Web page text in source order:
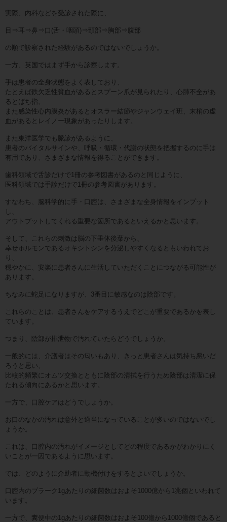
実際、内科などを受診された際に、
目⇒耳⇒鼻⇒口(舌・咽頭)⇒頸部⇒胸部⇒腹部
の順で診察された経験があるのではないでしょうか。
一方、英国ではまず手から診察します。
手は患者の全身状態をよく表しており、
たとえば鉄欠乏性貧血があるとスプーン爪が見られたり、心肺不全があ
るとばち指、
また感染性心内膜炎があるとオスラー結節やジャンウェイ班、末梢の虚
血があるとレイノー現象があったりします。
また東洋医学でも脈診があるように、
患者のバイタルサインや、呼吸・循環・代謝の状態を把握するのに手は
有用であり、さまざまな情報を得ることができます。
歯科領域で舌診だけで1冊の参考図書があるのと同じように、
医科領域では手診だけで1冊の参考図書があります。
すなわち、脳科学的に手・口腔は、さまざまな全身情報をインプット
し、
アウトプットしてくれる重要な箇所であるといえるかと思います。
そして、これらの刺激は脳の下垂体後葉から、
幸せホルモンであるオキシトシンを分泌しやすくなるともいわれてお
り、
穏やかに、安楽に患者さんに生活していただくことにつながる可能性が
あります。
ちなみに蛇足になりますが、3番目に敏感なのは陰部です。
これらのことは、患者さんをケアするうえでどこが重要であるかを表し
ています。
つまり、陰部が排泄物で汚れていたらどうでしょうか。
一般的には、介護者はその匂いもあり、きっと患者さんは気持ち悪いだ
ろうと思い、
比較的頻繁にオムツ交換とともに陰部の清拭を行うため陰部は清潔に保
たれる傾向にあるかと思います。
一方で、口腔ケアはどうでしょうか。
お口のなかの汚れは意外と適当になっていることが多いのではないでし
ょうか。
これは、口腔内の汚れがイメージとしてどの程度であるかがわかりにく
いことが一因であるように思います。
では、どのように介助者に動機付けをするとよいでしょうか。
口腔内のプラーク1gあたりの細菌数はおよそ1000億から1兆個といわれて
います。
一方で、糞便中の1gあたりの細菌数はおよそ100億から1000億個であると